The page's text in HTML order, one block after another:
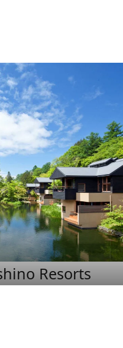
Resorts